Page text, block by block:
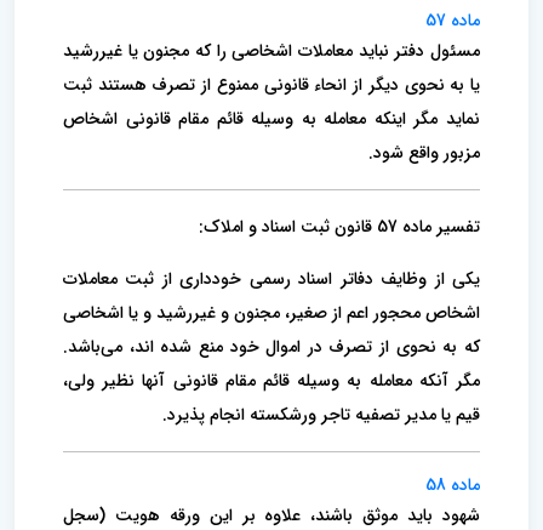
ماده 57
مسئول دفتر نباید معاملات اشخاصی را که مجنون یا غیررشید
یا به نحوی دیگر از انحاء قانونی ممنوع از تصرف هستند ثبت
نماید مگر ‌اینکه معامله به وسیله قائم‌ مقام قانونی اشخاص
مزبور واقع شود.
تفسیر ماده 57 قانون ثبت اسناد و املاک:
یکی از وظایف دفاتر اسناد رسمی خودداری از ثبت معاملات
اشخاص محجور اعم از صغیر، مجنون و غیررشید و یا اشخاصی
که به نحوی از تصرف در اموال خود منع شده اند، می‌باشد.
مگر آنکه معامله به وسیله قائم مقام قانونی آنها نظیر ولی،
قیم یا مدیر تصفیه تاجر ورشکسته انجام پذیرد.
ماده 58
شهود باید موثق باشند، علاوه بر این ورقه هویت (‌سجل